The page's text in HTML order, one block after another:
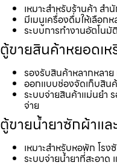
เหมาะสำหรับร้านค้า ส
มีเมนูเครื่องดื่มให้เลือก
ระบบการทำงานอัตโนมั
ตู้ขายสินค้าหยอดเ
รองรับสินค้าหลากหลาย
ออกแบบช่องจัดเก็บสินค้
ระบบจ่ายสินค้าแม่นยำ
จ่าย
ตู้ขายน้ำยาซักผ้าแ
เหมาะสำหรับหอพัก โร
ระบบจ่ายน้ำยาที่สะอา